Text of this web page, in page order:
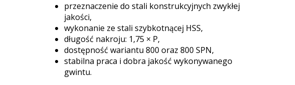
przeznaczenie do stali konstrukcyjnych zwykłej
jakości,
wykonanie ze stali szybkotnącej HSS,
długość nakroju: 1,75 × P,
dostępność wariantu 800 oraz 800 SPN,
stabilna praca i dobra jakość wykonywanego
gwintu.